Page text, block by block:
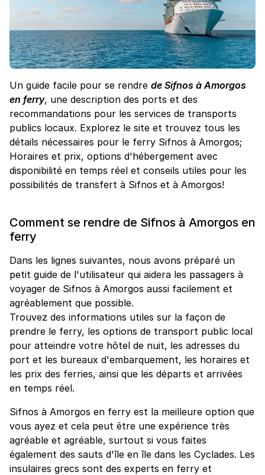
Un guide facile pour se rendre de Sifnos à Amorgos
en ferry, une description des ports et des
recommandations pour les services de transports
publics locaux. Explorez le site et trouvez tous les
détails nécessaires pour le ferry Sifnos à Amorgos;
Horaires et prix, options d'hébergement avec
disponibilité en temps réel et conseils utiles pour les
possibilités de transfert à Sifnos et à Amorgos!
Comment se rendre de Sifnos à Amorgos en
ferry
Dans les lignes suivantes, nous avons préparé un
petit guide de l'utilisateur qui aidera les passagers à
voyager de Sifnos à Amorgos aussi facilement et
agréablement que possible.
Trouvez des informations utiles sur la façon de
prendre le ferry, les options de transport public local
pour atteindre votre hôtel de nuit, les adresses du
port et les bureaux d'embarquement, les horaires et
les prix des ferries, ainsi que les départs et arrivées
en temps réel.
Sifnos à Amorgos en ferry est la meilleure option que
vous ayez et cela peut être une expérience très
agréable et agréable, surtout si vous faites
également des sauts d'île en île dans les Cyclades. Les
insulaires grecs sont des experts en ferry et